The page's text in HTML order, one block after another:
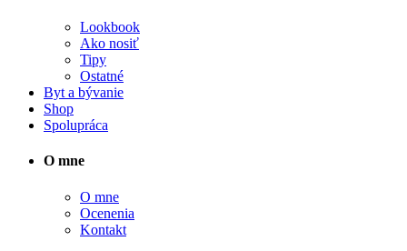
Lookbook
Ako nosiť
Tipy
Ostatné
Byt a bývanie
Shop
Spolupráca
O mne
O mne
Ocenenia
Kontakt